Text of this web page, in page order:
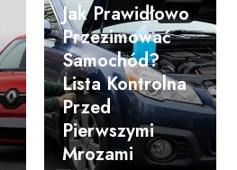
Jak Prawidłowo
Przezimować
Samochód?
Lista Kontrolna
Przed
Pierwszymi
Mrozami